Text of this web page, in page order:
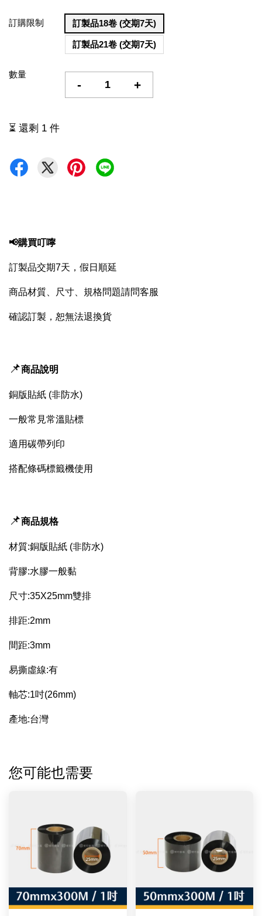
訂購限制 訂製品18卷 (交期7天)
訂製品21卷 (交期7天)
數量
- +
⏳ 還剩 1 件
📢購買叮嚀
訂製品交期7天，假日順延
商品材質、尺寸、規格問題請問客服
確認訂製，恕無法退換貨
📌商品說明
銅版貼紙 (非防水)
一般常見常溫貼標
適用碳帶列印
搭配條碼標籤機使用
📌商品規格
材質:銅版貼紙 (非防水)
背膠:水膠一般黏
尺寸:35X25mm雙排
排距:2mm
間距:3mm
易撕虛線:有
軸芯:1吋(26mm)
產地:台灣
您可能也需要